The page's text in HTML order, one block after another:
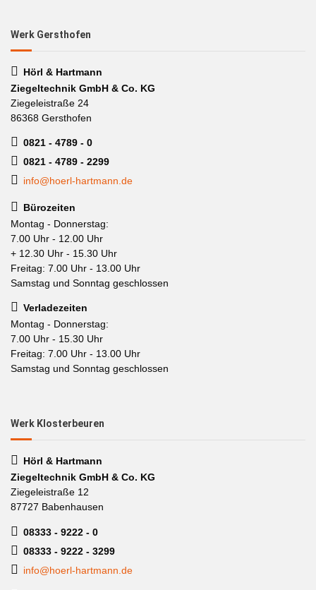
Werk Gersthofen
Hörl & Hartmann
Ziegeltechnik GmbH & Co. KG
Ziegeleistraße 24
86368 Gersthofen
0821 - 4789 - 0
0821 - 4789 - 2299
info@hoerl-hartmann.de
Bürozeiten
Montag - Donnerstag:
7.00 Uhr - 12.00 Uhr
+ 12.30 Uhr - 15.30 Uhr
Freitag: 7.00 Uhr - 13.00 Uhr
Samstag und Sonntag geschlossen
Verladezeiten
Montag - Donnerstag:
7.00 Uhr - 15.30 Uhr
Freitag: 7.00 Uhr - 13.00 Uhr
Samstag und Sonntag geschlossen
Werk Klosterbeuren
Hörl & Hartmann
Ziegeltechnik GmbH & Co. KG
Ziegeleistraße 12
87727 Babenhausen
08333 - 9222 - 0
08333 - 9222 - 3299
info@hoerl-hartmann.de